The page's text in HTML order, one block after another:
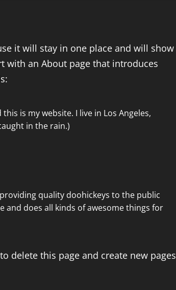
it will stay in one place and will show
with an About page that introduces
is my website. I live in Los Angeles,
in the rain.)
quality doohickeys to the public
and does all kinds of awesome things for
to delete this page and create new pages